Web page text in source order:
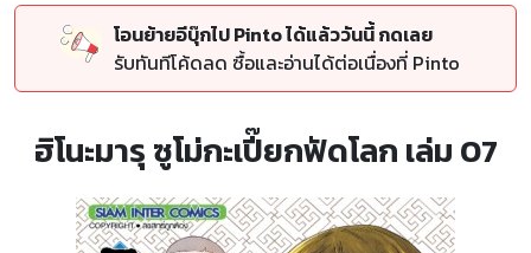
โอนย้ายอีบุ๊กไป Pinto ได้แล้ววันนี้ กดเลย
รับทันทีโค้ดลด ซื้อและอ่านได้ต่อเนื่องที่ Pinto
ฮิโนะมารุ ซูโม่กะเปี๊ยกฟัดโลก เล่ม 07